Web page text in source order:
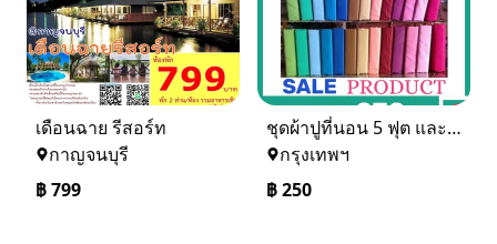
เดือนฉาย รีสอร์ท
กาญจนบุรี
฿799
ชุดผ้าปูที่นอน 5 ฟุต และ 6 ฟุต ราคาเดียวจร้า สนใจรับไหมคะ
กรุงเทพฯ
฿250